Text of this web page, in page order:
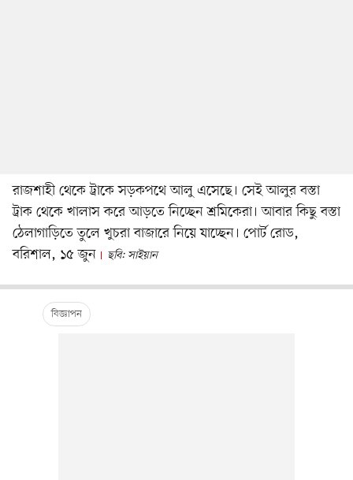
রাজশাহী থেকে ট্রাকে সড়কপথে আলু এসেছে। সেই আলুর বস্তা
ট্রাক থেকে খালাস করে আড়তে নিচ্ছেন শ্রমিকেরা। আবার কিছু বস্তা
ঠেলাগাড়িতে তুলে খুচরা বাজারে নিয়ে যাচ্ছেন। পোর্ট রোড,
বরিশাল, ১৫ জুন
ছবি: সাইয়ান